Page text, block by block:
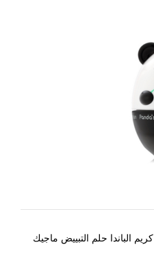
كريم الباندا حلم التبييض ماجيك